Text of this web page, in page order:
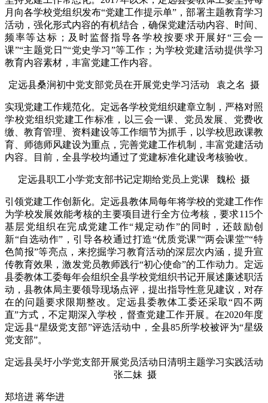
月向各学校党组织发布“党建工作提示单”，部署主题教育学习
活动，强化形式内容的有机结合，确保党建活动内容、时间、
频率等达标；及时监督指导各学校按要求开展好“三会一
课”“主题党日”“党史学习”等工作；为学校党建活动提供学习
教育内容素材，丰富党建工作内容。
定远县桑涧初中党支部党员在开展党史学习活动 袁之名 摄
实现党建工作规范化。定远各学校党组织建章立制，严格对照
学校党组织党建工作标准，以三会一课、党员发展、党费收
缴、教育管理、资料建设等工作细节为抓手，以学校思政课教
育、师德师风建设为重点，完善党建工作机制，丰富党建活动
内容。目前，全县学校均通过了党建标准化建设考核验收。
定远县职工小学党支部书记定期给党员上党课 魏松 摄
引领党建工作创新化。定远县教体局每年将学校的党建工作作
为学校发展效能考核的主要项目进行全方位考核，要求115个
基层党组织在完成党建工作“规定动作”的同时，还鼓励创
新“自选动作”，引导各校通过打造“优质党课”“两会课堂”“特
色简报”等亮点，来挖掘学习教育活动的深层次内涵，提升宣
传教育效果，激发党员教师践行“初心使命”的工作动力。定远
县委教体工委每年会组织全县学校党组织书记开展述廉述职活
动，县教体局主要领导现场点评，提出指导性意见建议，对存
在的问题要求限期整改。定远县委教体工委还采取“四不两
直”方式，不定期深入学校，督查党建工作开展。在2020年度
定远县“星级党支部”评选活动中，全县85所学校被评为“星级
党支部”。
定远县吴圩小学党支部开展党员活动日清明主题学习实践活动
张二妹 摄
郑培进 蒋华进